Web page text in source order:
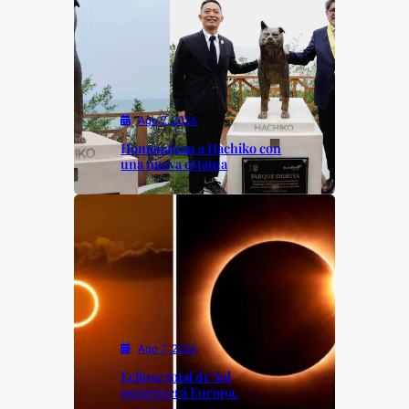
Ago 7, 2026
Homenajean a Hachiko con
una nueva estatua
Ago 7, 2026
Eclipse total de Sol
oscurecerá Europa.